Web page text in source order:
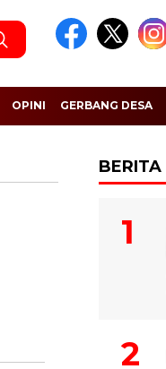
OPINI GERBANG DESA
BERITA